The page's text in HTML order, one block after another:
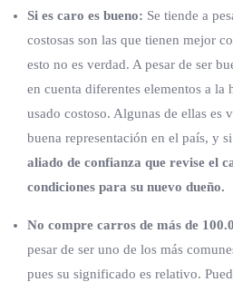
Si es caro es bueno: Se tiende a
costosas son las que tienen mejor
esto no es verdad. A pesar de ser
en cuenta diferentes elementos a
usado costoso. Algunas de ellas es
buena representación en el país, y
aliado de confianza que revise el
condiciones para su nuevo dueño.
No compre carros de más de
pesar de ser uno de los más
pues su significado es relativo.